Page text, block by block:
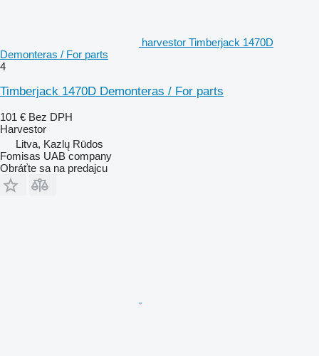
harvestor Timberjack 1470D
Demonteras / For parts
4
Timberjack 1470D Demonteras / For parts
101 € Bez DPH
Harvestor
Litva, Kazlų Rūdos
Fomisas UAB company
Obráťte sa na predajcu